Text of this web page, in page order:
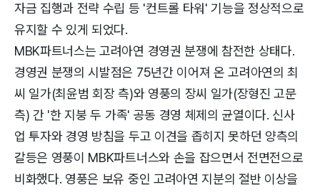
자금 집행과 전략 수립 등 '컨트롤 타워' 기능을 정상적으로
유지할 수 있게 되었다.
MBK파트너스는 고려아연 경영권 분쟁에 참전한 상태다.
경영권 분쟁의 시발점은 75년간 이어져 온 고려아연의 최
씨 일가(최윤범 회장 측)와 영풍의 장씨 일가(장형진 고문
측) 간 '한 지붕 두 가족' 공동 경영 체제의 균열이다. 신사
업 투자와 경영 방침을 두고 이견을 좁히지 못하던 양측의
갈등은 영풍이 MBK파트너스와 손을 잡으면서 전면전으로
비화했다. 영풍은 보유 중인 고려아연 지분의 절반 이상을